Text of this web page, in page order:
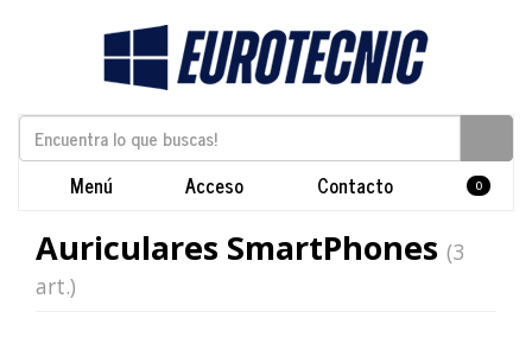
Menú Acceso Contacto 0
Auriculares SmartPhones (3
art.)